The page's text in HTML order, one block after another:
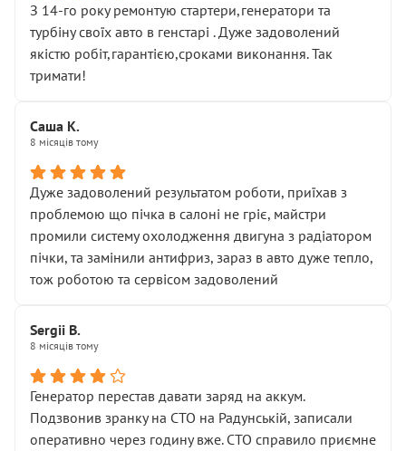
З 14-го року ремонтую стартери,генератори та
турбіну своїх авто в генстарі . Дуже задоволений
якістю робіт,гарантією,сроками виконання. Так
тримати!
Саша К.
8 місяців тому
Дуже задоволений результатом роботи, приїхав з
проблемою що пічка в салоні не гріє, майстри
промили систему охолодження двигуна з радіатором
пічки, та замінили антифриз, зараз в авто дуже тепло,
тож роботою та сервісом задоволений
Sergii B.
8 місяців тому
Генератор перестав давати заряд на аккум.
Подзвонив зранку на СТО на Радунській, записали
оперативно через годину вже. СТО справило приємне